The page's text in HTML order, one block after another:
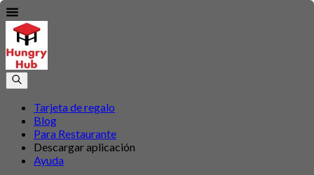
Tarjeta de regalo
Blog
Para Restaurante
Descargar aplicación
Ayuda